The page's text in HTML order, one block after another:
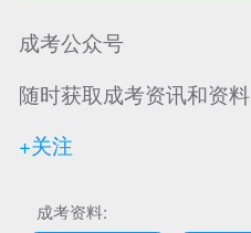
成考公众号
随时获取成考资讯和资料
+关注
成考资料: